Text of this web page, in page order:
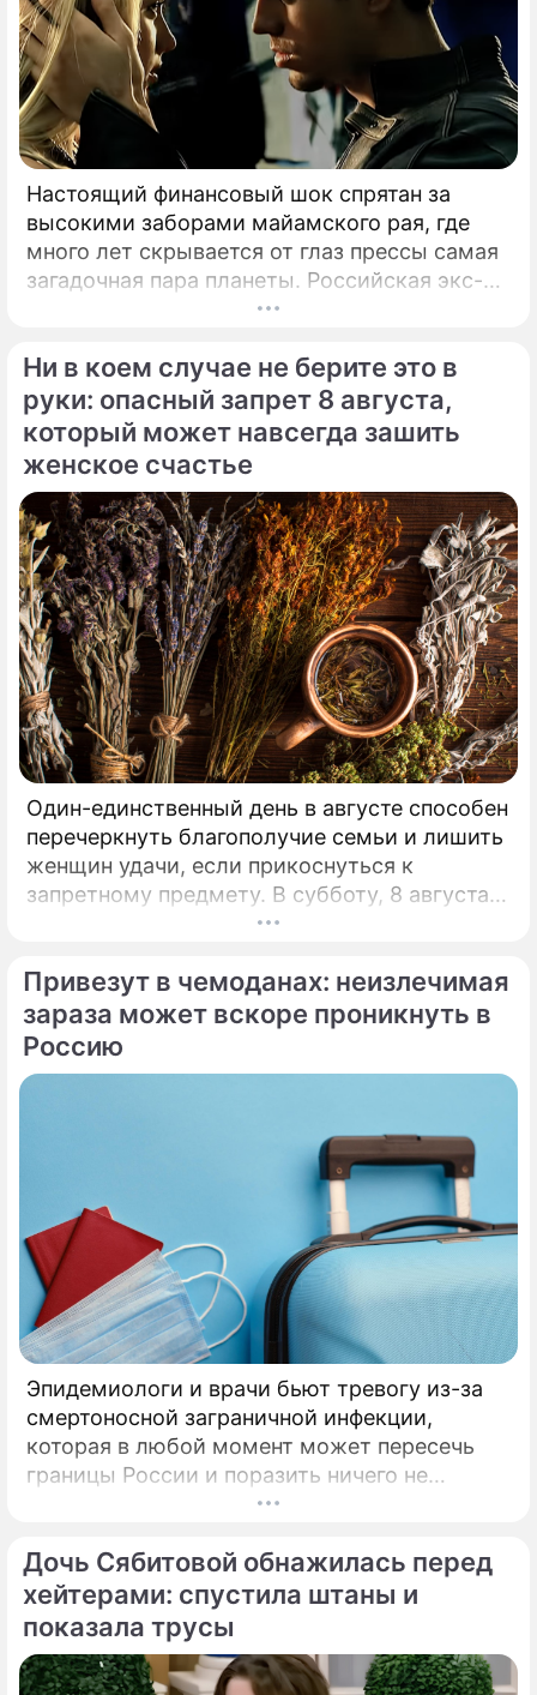
Настоящий финансовый шок спрятан за
высокими заборами майамского рая, где
много лет скрывается от глаз прессы самая
загадочная пара планеты. Российская экс-
теннисистка Анна Курникова и испанский
двадцати лет удерживают статус одной из
самых закрытых и непубличных пар
мирового шоу-бизнеса.
Ни в коем случае не берите это в
руки: опасный запрет 8 августа,
который может навсегда зашить
женское счастье
Один-единственный день в августе способен
перечеркнуть благополучие семьи и лишить
женщин удачи, если прикоснуться к
запретному предмету. В субботу, 8 августа,
православная церковь молитвенно чтит
Ермолая, Ермиппа и Ермократа, иереев
Никомидийских.
Привезут в чемоданах: неизлечимая
зараза может вскоре проникнуть в
Россию
Эпидемиологи и врачи бьют тревогу из-за
смертоносной заграничной инфекции,
которая в любой момент может пересечь
границы России и поразить ничего не
подозревающих граждан. Россию
угрозе: в страну могут завезти неизлечимый
и смертоносный вирус Бурбон.
Дочь Сябитовой обнажилась перед
хейтерами: спустила штаны и
показала трусы